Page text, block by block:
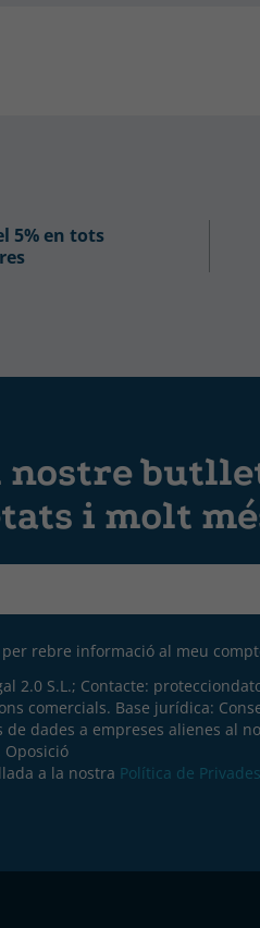
5% en tots
nostre
i molt
rebre informació al meu
2.0 S.L.; Contacte:
comercials. Base jurídica:
dades a empreses alienes al
Oposició
a la nostra Política de